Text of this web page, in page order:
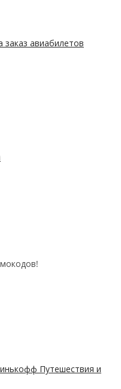
заказ авиабилетов
Путешествия и